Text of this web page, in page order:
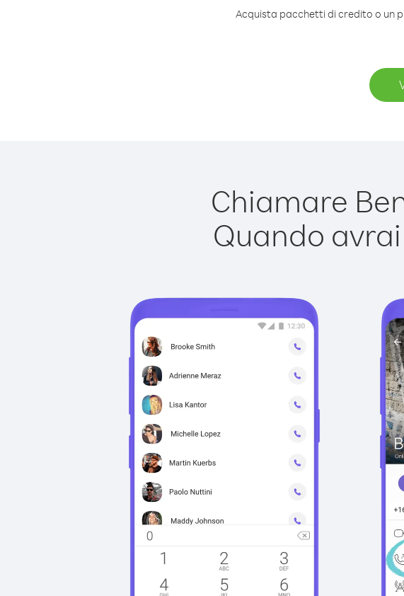
Acquista pacchetti di credito o un
Chiamare
Quando